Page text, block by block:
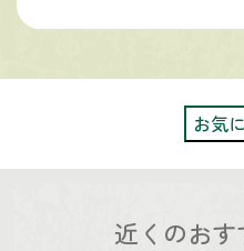
お気
近くのおす